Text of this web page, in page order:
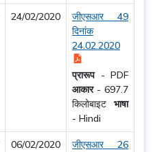
24/02/2020
जीएसआर 49
दिनांक
24.02.2020
प्रारूप- PDF
आकार - 697.7
किलोबाइट भाषा
- Hindi
06/02/2020
जीएसआर 26